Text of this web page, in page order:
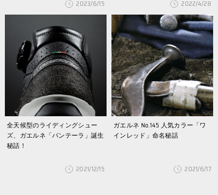
2023/6/15 2022/4/28
全天候型のライディングシュー
ズ、ガエルネ「パンテーラ」誕生
秘話！
2021/12/15
ガエルネ No.145 人気カラー「ワ
インレッド」命名秘話
2021/6/17